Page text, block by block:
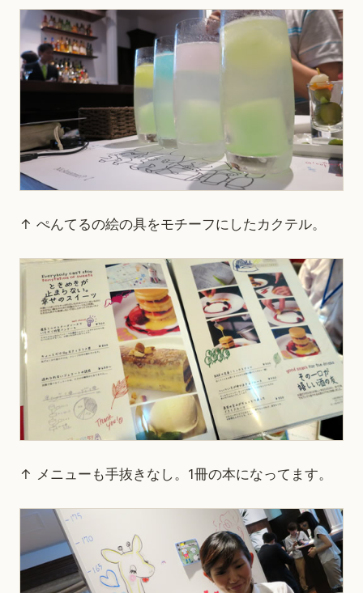
↑ ぺんてるの絵の具をモチーフにしたカクテル。
↑ メニューも手抜きなし。1冊の本になってます。